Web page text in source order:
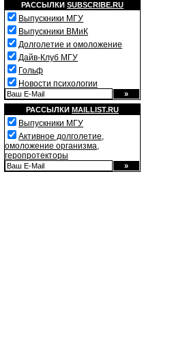
РАССЫЛКИ SUBSCRIBE.RU
Выпускники МГУ
Выпускники ВМиК
Долголетие и омоложение
Дайв-Клуб МГУ
Гольф
Новости психологии
РАССЫЛКИ MAILLIST.RU
Выпускники МГУ
Активное долголетие,
омоложение организма,
геропротекторы